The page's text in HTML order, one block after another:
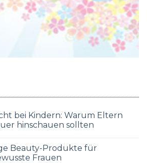
bei Kindern: Warum Eltern
hinschauen sollten
Beauty-Produkte für
Frauen